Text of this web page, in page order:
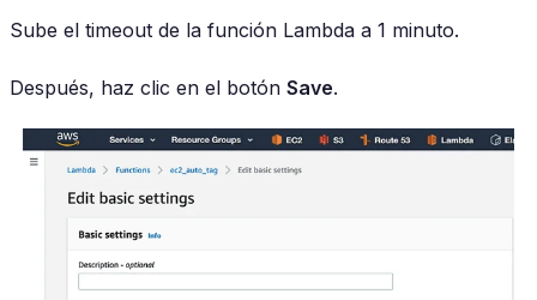
Sube el timeout de la función Lambda a 1 minuto.
Después, haz clic en el botón Save.